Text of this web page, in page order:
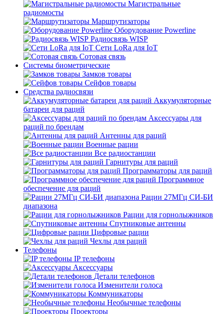
Магистральные
радиомосты
Маршрутизаторы
Оборудование Powerline
Радиосвязь WISP
Сети LoRa для IoT
Сотовая связь
Системы биометрические
Замков товары
Сейфов товары
Средства радиосвязи
Аккумуляторные
батареи для раций
Аксессуары для
раций по брендам
Антенны для раций
Военные рации
Все радиостанции
Гарнитуры для раций
Программаторы для раций
Программное
обеспечение для раций
Рации 27МГц СИ-БИ
диапазона
Рации для горнолыжников
Спутниковые антенны
Цифровые рации
Чехлы для раций
Телефоны
IP телефоны
Аксессуары
Детали телефонов
Изменители голоса
Коммуникаторы
Необычные телефоны
Проекторы